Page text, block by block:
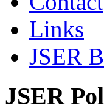
Links
JSER
JSER